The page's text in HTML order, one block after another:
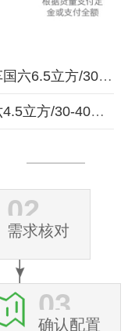
上一篇：东风凯普特多功能雾炮车国六6.5立方/30-60米雾炮
下一篇：东风小多利卡雾炮车国六4.5立方/30-40米雾炮
02
需求核对
03
确认配置